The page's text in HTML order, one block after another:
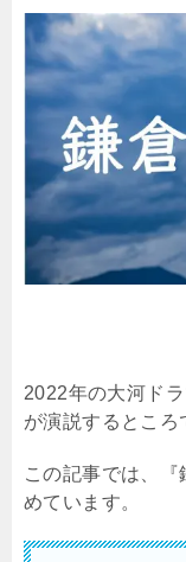
2022年の大河ド
が演説するところ
この記事では、『
めています。